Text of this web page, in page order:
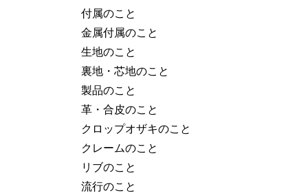
付属のこと
金属付属のこと
生地のこと
裏地・芯地のこと
製品のこと
革・合皮のこと
クロップオザキのこと
クレームのこと
リブのこと
流行のこと